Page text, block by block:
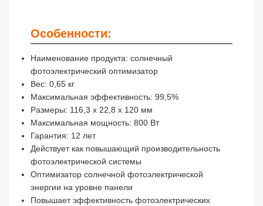
Особенности:
Наименование продукта: солнечный
фотоэлектрический оптимизатор
Вес: 0,65 кг
Максимальная эффективность: 99,5%
Размеры: 116,3 x 22,8 x 120 мм
Максимальная мощность: 800 Вт
Гарантия: 12 лет
Действует как повышающий производительность
фотоэлектрической системы
Оптимизатор солнечной фотоэлектрической
энергии на уровне панели
Повышает эффективность фотоэлектрических